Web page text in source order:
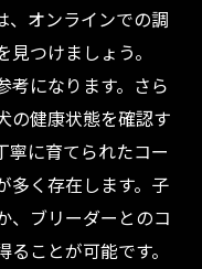
、オンラインでの調
つけましょう。
考になります。さら
の健康状態を確認す
寧に育てられたコー
多く存在します。子
、ブリーダーとのコ
ことが可能です。